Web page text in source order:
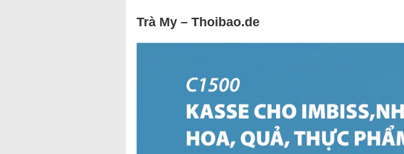
Trà My – Thoibao.de